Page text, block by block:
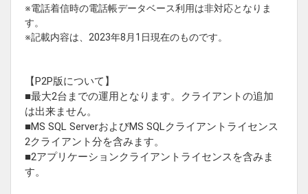
※電話着信時の電話帳データベース利用は非対応となりま
す。
※記載内容は、2023年8月1日現在のものです。
【P2P版について】
■最大2台までの運用となります。クライアントの追加
は出来ません。
■MS SQL ServerおよびMS SQLクライアントライセンス
2クライアント分を含みます。
■2アプリケーションクライアントライセンスを含みま
す。